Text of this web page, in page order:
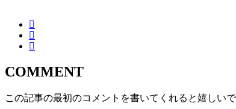
COMMENT
この記事の最初のコメントを書いてくれると嬉しいで